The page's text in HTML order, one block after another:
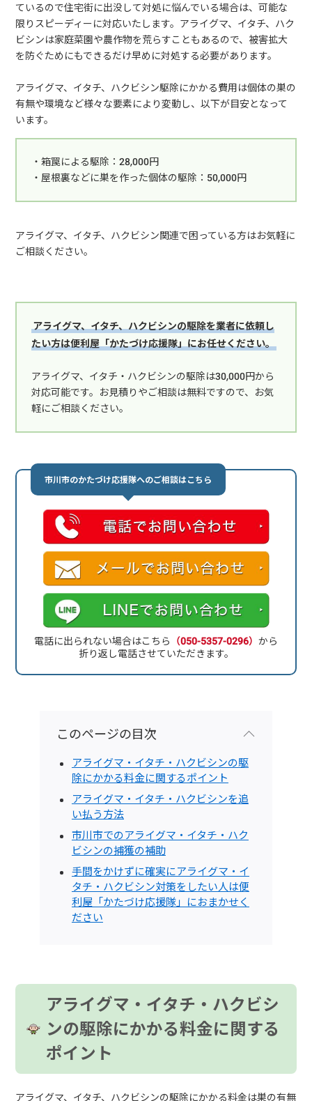
ているので住宅街に出没して対処に悩んでいる場合は、可能な
限りスピーディーに対応いたします。アライグマ、イタチ、ハク
ビシンは家庭菜園や農作物を荒らすこともあるので、被害拡大
を防ぐためにもできるだけ早めに対処する必要があります。
アライグマ、イタチ、ハクビシン駆除にかかる費用は個体の巣の
有無や環境など様々な要素により変動し、以下が目安となって
います。
・箱罠による駆除：28,000円
・屋根裏などに巣を作った個体の駆除：50,000円
アライグマ、イタチ、ハクビシン関連で困っている方はお気軽に
ご相談ください。
アライグマ、イタチ、ハクビシンの駆除を業者に依頼し
たい方は便利屋「かたづけ応援隊」にお任せください。
アライグマ、イタチ・ハクビシンの駆除は30,000円から
対応可能です。お見積りやご相談は無料ですので、お気
軽にご相談ください。
市川市のかたづけ応援隊へのご相談はこちら
電話に出られない場合はこちら （050-5357-0296） から
折り返し電話させていただきます。
このページの目次
アライグマ・イタチ・ハクビシンの駆
除にかかる料金に関するポイント
アライグマ・イタチ・ハクビシンを追
い払う方法
市川市でのアライグマ・イタチ・ハク
ビシンの捕獲の補助
手間をかけずに確実にアライグマ・イ
タチ・ハクビシン対策をしたい人は便
利屋「かたづけ応援隊」におまかせく
ださい
アライグマ・イタチ・ハクビシ
ンの駆除にかかる料金に関する
ポイント
アライグマ、イタチ、ハクビシンの駆除にかかる料金は巣の有無